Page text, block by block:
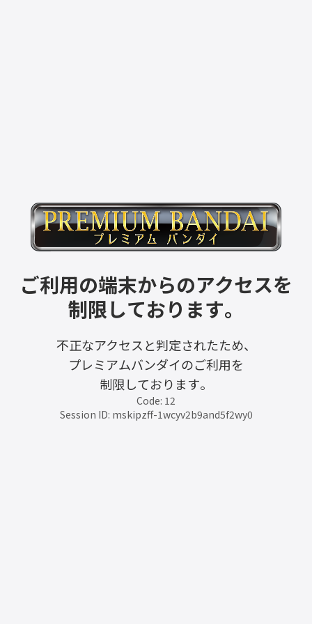
ご利用の端末からのアクセスを
制限しております。
不正なアクセスと判定されたため、
プレミアムバンダイのご利用を
制限しております。
Code: 12
Session ID: mskipzff-1wcyv2b9and5f2wy0